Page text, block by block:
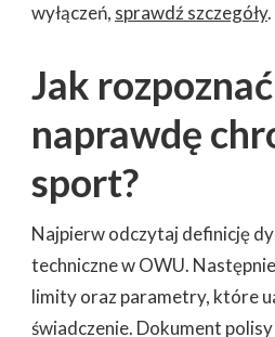
wyłączeń, sprawdź szczegóły.
Jak
naprawdę
sport?
Najpierw odczytaj definicję
techniczne w OWU.
limity oraz parametry, które
świadczenie. Dokument